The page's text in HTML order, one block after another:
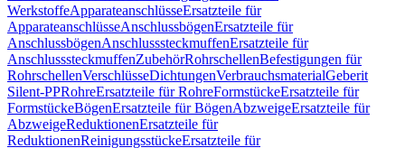
WerkstoffeApparateanschlüsseErsatzteile für
ApparateanschlüsseAnschlussbögenErsatzteile für
AnschlussbögenAnschlusssteckmuffenErsatzteile für
AnschlusssteckmuffenZubehörRohrschellenBefestigungen für
RohrschellenVerschlüsseDichtungenVerbrauchsmaterialGeberit
Silent-PPRohreErsatzteile für RohreFormstückeErsatzteile für
FormstückeBögenErsatzteile für BögenAbzweigeErsatzteile für
AbzweigeReduktionenErsatzteile für
ReduktionenReinigungsstückeErsatzteile für